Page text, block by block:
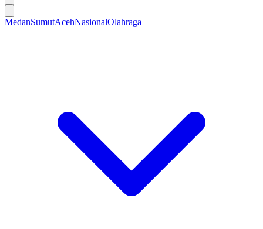
MedanSumutAcehNasionalOlahraga